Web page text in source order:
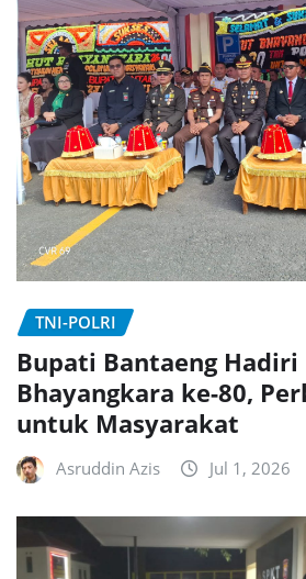
TNI-POLRI
Bupati Bantaeng Hadiri
Bhayangkara ke-80,
untuk Masyarakat
Asruddin Azis Jul 1, 2026